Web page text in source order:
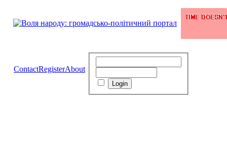
ContactRegisterAbout